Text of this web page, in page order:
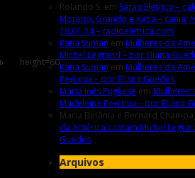
height=60
Rolando S. em Sarau Elétrico –
Moreno, Grando e Katia – canja:
18.01.14 – radioeletrica.com
Katia Suman em Mulheres da
Michel Legrand – por Eliana
Katia Suman em Mulheres da
Peyroux – por Eliana Guedes
Maria Inês Pugliese em Mulheres
Madeleine Peyroux – por Eliana
Maria Betânia e Bernard
da América cantam Michel
Guedes
Arquivos